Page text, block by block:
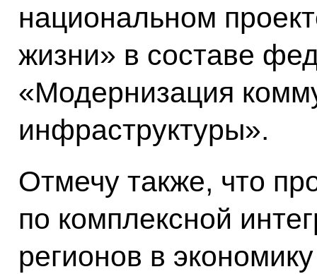
национальном
жизни» в составе
«Модернизация
инфраструктуры».
Отмечу также, что
по комплексной
регионов в